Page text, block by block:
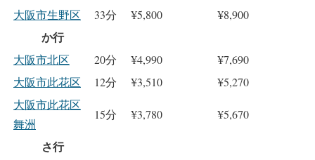
大阪市生野区 33分 ¥5,800 ¥8,900
か行
大阪市北区 20分 ¥4,990
¥7,690
大阪市此花区
12分 ¥3,510
¥5,270
大阪市此花区
舞洲
15分 ¥3,780 ¥5,670
さ行